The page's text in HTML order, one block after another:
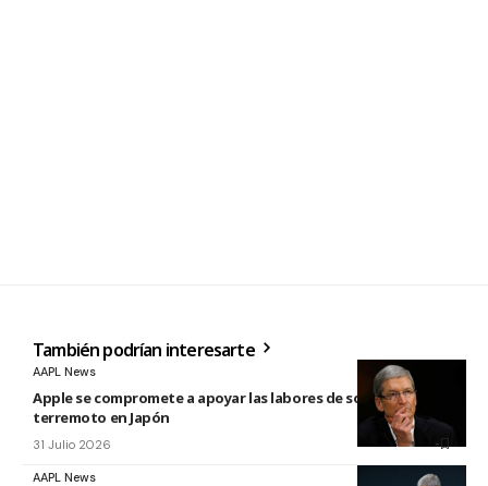
También podrían interesarte
AAPL News
Apple se compromete a apoyar las labores de socorro tras el
terremoto en Japón
31 Julio 2026
AAPL News